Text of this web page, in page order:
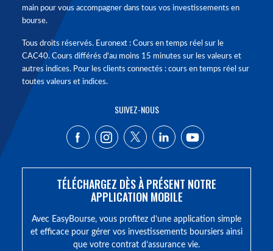
main pour vous accompagner dans tous vos investissements en
bourse.
Tous droits réservés. Euronext : Cours en temps réel sur le
CAC40. Cours différés d'au moins 15 minutes sur les valeurs et
autres indices. Pour les clients connectés : cours en temps réel sur
toutes valeurs et indices.
SUIVEZ-NOUS
TÉLÉCHARGEZ DÈS À PRÉSENT NOTRE
APPLICATION MOBILE
Avec EasyBourse, vous profitez d’une application simple
et efficace pour gérer vos investissements boursiers ainsi
que votre contrat d’assurance vie.